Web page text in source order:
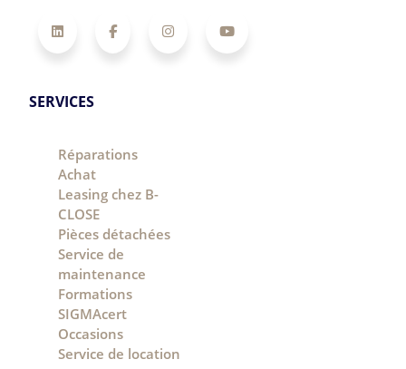
LinkedInFacebookInstagramYouTube
SERVICES
Réparations
Achat
Leasing chez B-
CLOSE
Pièces détachées
Service de
maintenance
Formations
SIGMAcert
Occasions
Service de location